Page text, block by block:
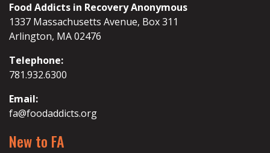
Food Addicts in Recovery Anonymous
1337 Massachusetts Avenue, Box 311
Arlington, MA 02476
Telephone:
781.932.6300
Email:
fa@foodaddicts.org
New to FA